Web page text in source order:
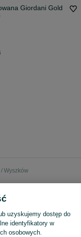
Giordani Gold
Wyszków
uzyskujemy dostęp do
identyfikatory w
osobowych.